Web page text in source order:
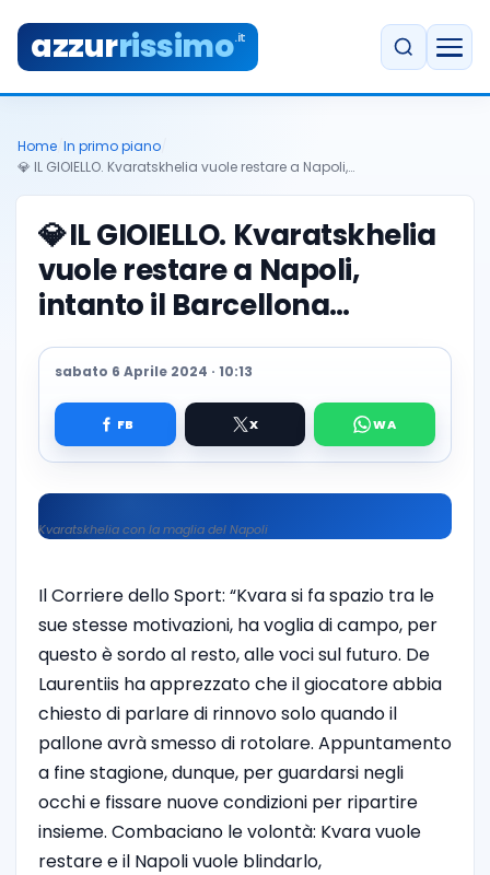
azzurrissimo.it
Home In primo piano
💎 IL GIOIELLO. Kvaratskhelia vuole restare a Napoli,…
💎IL GIOIELLO. Kvaratskhelia
vuole restare a Napoli,
intanto il Barcellona…
sabato 6 Aprile 2024 · 10:13
Kvaratskhelia con la maglia del Napoli
Il Corriere dello Sport: “Kvara si fa spazio tra le
sue stesse motivazioni, ha voglia di campo, per
questo è sordo al resto, alle voci sul futuro. De
Laurentiis ha apprezzato che il giocatore abbia
chiesto di parlare di rinnovo solo quando il
pallone avrà smesso di rotolare. Appuntamento
a fine stagione, dunque, per guardarsi negli
occhi e fissare nuove condizioni per ripartire
insieme. Combaciano le volontà: Kvara vuole
restare e il Napoli vuole blindarlo,